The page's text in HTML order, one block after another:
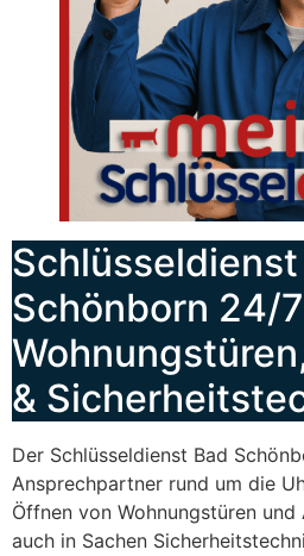
Schlüsseldienst
Schönborn 24/
&
Der Schlüsseldienst Bad
Ansprechpartner rund um die
Öffnen von Wohnungstüren
auch in Sachen